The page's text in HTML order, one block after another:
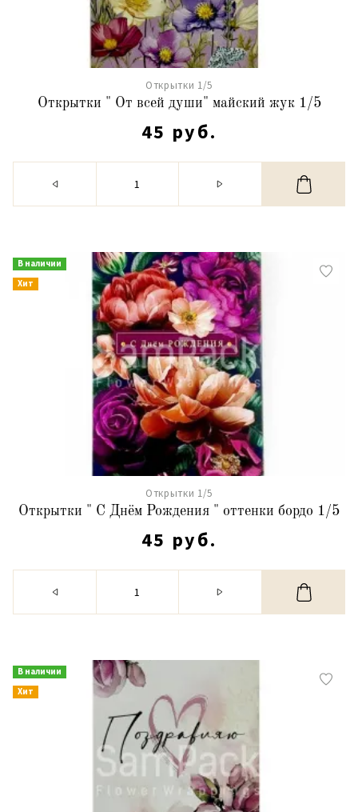
Открытки 1/5
Открытки " От всей души" майский жук 1/5
45 руб.
В наличии
Хит
Открытки 1/5
Открытки " С Днём Рождения " оттенки бордо 1/5
45 руб.
В наличии
Хит